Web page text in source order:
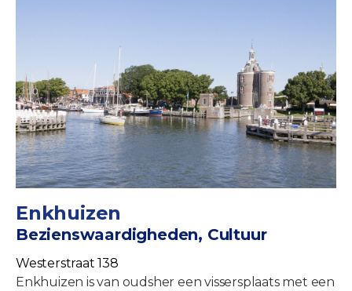
Enkhuizen
Bezienswaardigheden, Cultuur
Westerstraat 138
Enkhuizen is van oudsher een vissersplaats met een